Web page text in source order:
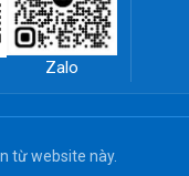
Zalo
từ website này.